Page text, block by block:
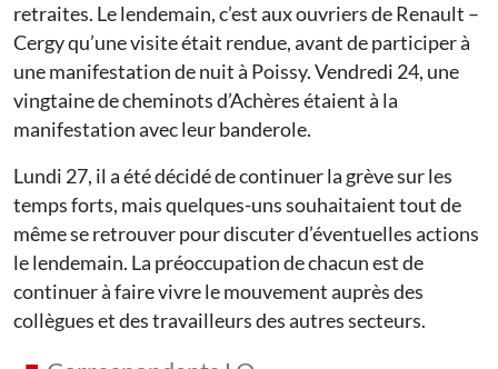
retraites. Le lendemain, c’est aux ouvriers de Renault –
Cergy qu’une visite était rendue, avant de participer à
une manifestation de nuit à Poissy. Vendredi 24, une
vingtaine de cheminots d’Achères étaient à la
manifestation avec leur banderole.
Lundi 27, il a été décidé de continuer la grève sur les
temps forts, mais quelques-uns souhaitaient tout de
même se retrouver pour discuter d’éventuelles actions
le lendemain. La préoccupation de chacun est de
continuer à faire vivre le mouvement auprès des
collègues et des travailleurs des autres secteurs.